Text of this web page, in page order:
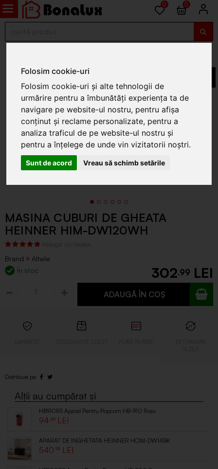
Folosim cookie-uri
Folosim cookie-uri și alte tehnologii de
urmărire pentru a îmbunătăți experiența ta de
navigare pe website-ul nostru, pentru afișa
conținut și reclame personalizate, pentru a
analiza traficul de pe website-ul nostru și
pentru a înțelege de unde vin vizitatorii noștri.
Sunt de acord Vreau să schimb setările
0 0
MASINA CUBURI DE GHEATA
HEINNER HIM-DW120WH
Brand
Altele
În stoc
302.99
ADAUGĂ ÎN COȘ
HB910RS Aparat Pentru Popcorn HB-910 Rosu
94 .49
APARAT DE INGHETATA HEINNER HCIM-DW14BK
540 .99